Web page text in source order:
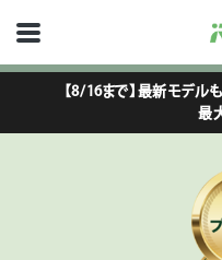
【8/16まで】最新モデル
最